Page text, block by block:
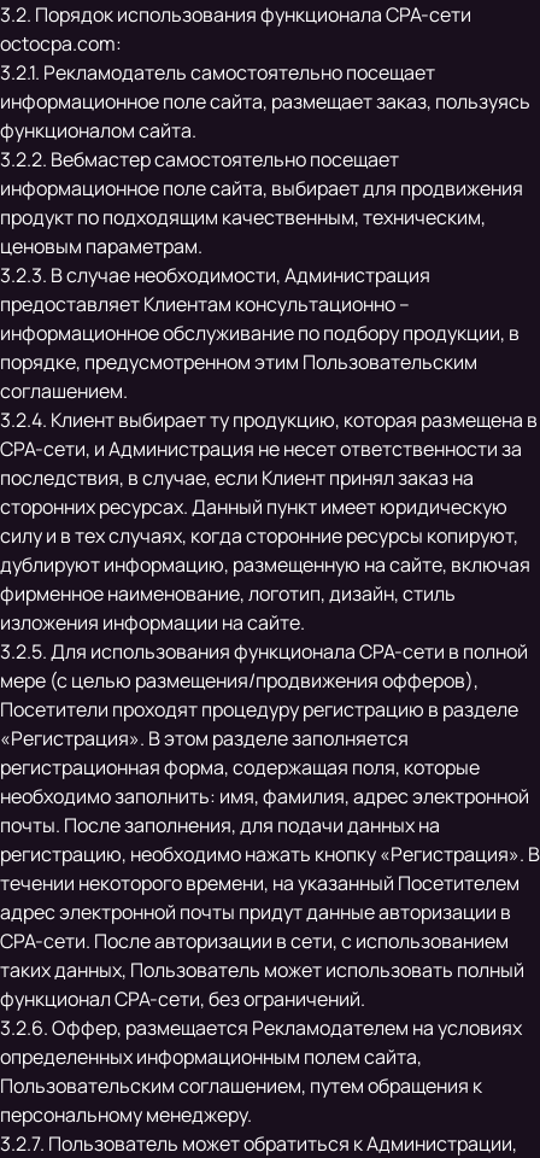
3.2. Порядок использования функционала CPA-сети
octocpa.com:
3.2.1. Рекламодатель самостоятельно посещает
информационное поле сайта, размещает заказ, пользуясь
функционалом сайта.
3.2.2. Вебмастер самостоятельно посещает
информационное поле сайта, выбирает для продвижения
продукт по подходящим качественным, техническим,
ценовым параметрам.
3.2.3. В случае необходимости, Администрация
предоставляет Клиентам консультационно –
информационное обслуживание по подбору продукции, в
порядке, предусмотренном этим Пользовательским
соглашением.
3.2.4. Клиент выбирает ту продукцию, которая размещена в
CPA-сети, и Администрация не несет ответственности за
последствия, в случае, если Клиент принял заказ на
сторонних ресурсах. Данный пункт имеет юридическую
силу и в тех случаях, когда сторонние ресурсы копируют,
дублируют информацию, размещенную на сайте, включая
фирменное наименование, логотип, дизайн, стиль
изложения информации на сайте.
3.2.5. Для использования функционала CPA-сети в полной
мере (с целью размещения/продвижения офферов),
Посетители проходят процедуру регистрацию в разделе
«Регистрация». В этом разделе заполняется
регистрационная форма, содержащая поля, которые
необходимо заполнить: имя, фамилия, адрес электронной
почты. После заполнения, для подачи данных на
регистрацию, необходимо нажать кнопку «Регистрация». В
течении некоторого времени, на указанный Посетителем
адрес электронной почты придут данные авторизации в
CPA-сети. После авторизации в сети, с использованием
таких данных, Пользователь может использовать полный
функционал CPA-сети, без ограничений.
3.2.6. Оффер, размещается Рекламодателем на условиях
определенных информационным полем сайта,
Пользовательским соглашением, путем обращения к
персональному менеджеру.
3.2.7. Пользователь может обратиться к Администрации,